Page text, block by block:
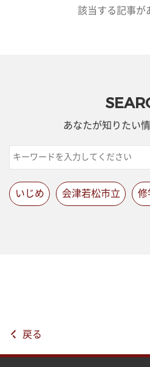
該当する記事が
あなたが知りたい
いじめ 会津若松市立 修
戻る